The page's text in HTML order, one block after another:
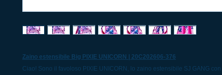
Zaino estensibile Big PIXIE UNICORN | 20C202606-376
Ciao! Sono il favoloso PIXIE UNICORN, lo zaino estensibile SJ GANG